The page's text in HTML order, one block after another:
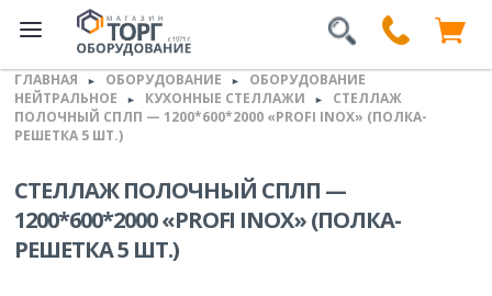
ГЛАВНАЯ ► ОБОРУДОВАНИЕ ►
ОБОРУДОВАНИЕ
НЕЙТРАЛЬНОЕ
► КУХОННЫЕ СТЕЛЛАЖИ ►
СТЕЛЛАЖ
ПОЛОЧНЫЙ СПЛП — 1200*600*2000 «PROFI INOX» (ПОЛКА-
РЕШЕТКА 5 ШТ.)
СТЕЛЛАЖ ПОЛОЧНЫЙ СПЛП —
1200*600*2000 «PROFI INOX» (ПОЛКА-
РЕШЕТКА 5 ШТ.)